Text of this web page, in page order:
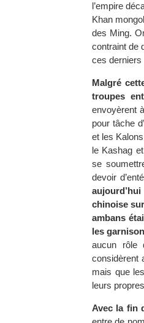
l’empire
Khan
des Ming.
contraint de
ces derniers
Malgré
troupes
envoyèrent
pour tâche
et les
le Kashag
se
devoir
chinoise
ambans
les
aucun rôle
considèrent
mais que
leurs
Avec la fin